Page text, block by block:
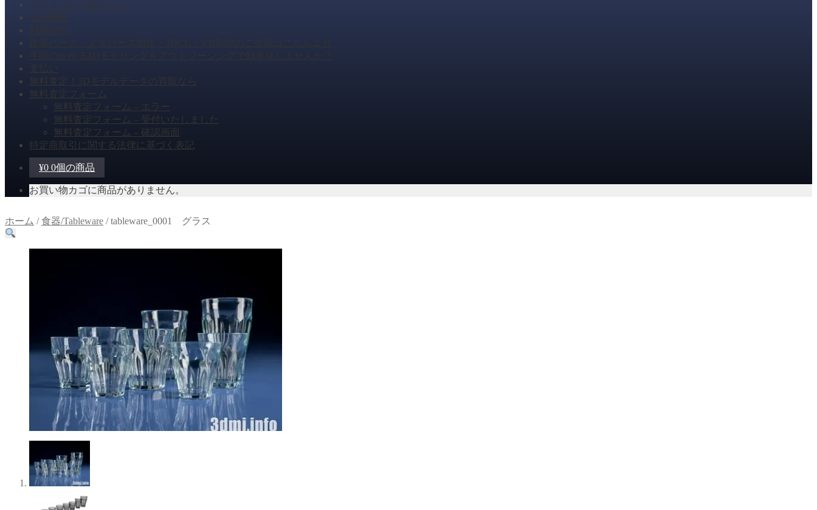
プライバシーポリシー
会社概要
無料査定フォーム
無料査定フォーム – エラー
無料査定フォーム – 受付いたしました
無料査定フォーム – 確認画面
特定商取引に関する法律に基づく表記
¥0 0個の商品
お買い物カゴに商品がありません。
ホーム /食器/Tableware /tableware_0001 グラス